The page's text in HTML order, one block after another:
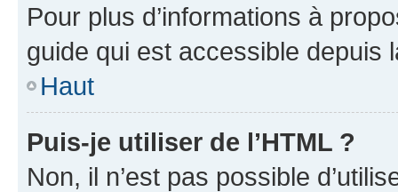
Pour plus d’informations à
guide qui est accessible depuis
Haut
Puis-je utiliser de l’HTML ?
Non, il n’est pas possible